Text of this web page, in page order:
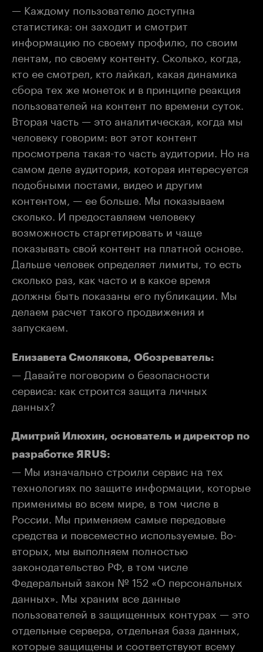
— Каждому пользователю доступна
статистика: он заходит и смотрит
информацию по своему профилю, по своим
лентам, по своему контенту. Сколько, когда,
кто ее смотрел, кто лайкал, какая динамика
сбора тех же монеток и в принципе реакция
пользователей на контент по времени суток.
Вторая часть — это аналитическая, когда мы
человеку говорим: вот этот контент
просмотрела такая-то часть аудитории. Но на
самом деле аудитория, которая интересуется
подобными постами, видео и другим
контентом, — ее больше. Мы показываем
сколько. И предоставляем человеку
возможность старгетировать и чаще
показывать свой контент на платной основе.
Дальше человек определяет лимиты, то есть
сколько раз, как часто и в какое время
должны быть показаны его публикации. Мы
делаем расчет такого продвижения и
запускаем.
Елизавета Смолякова, Обозреватель:
— Давайте поговорим о безопасности
сервиса: как строится защита личных
данных?
Дмитрий Илюхин, основатель и директор по
разработке ЯRUS:
— Мы изначально строили сервис на тех
технологиях по защите информации, которые
применимы во всем мире, в том числе в
России. Мы применяем самые передовые
средства и повсеместно используемые. Во-
вторых, мы выполняем полностью
законодательство РФ, в том числе
Федеральный закон № 152 «О персональных
данных». Мы храним все данные
пользователей в защищенных контурах — это
отдельные сервера, отдельная база данных,
которые защищены и соответствуют всему